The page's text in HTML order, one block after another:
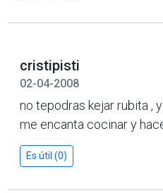
cristipisti
02-04-2008
no tepodras kejar rubita ,
me encanta cocinar y
Es útil (0)